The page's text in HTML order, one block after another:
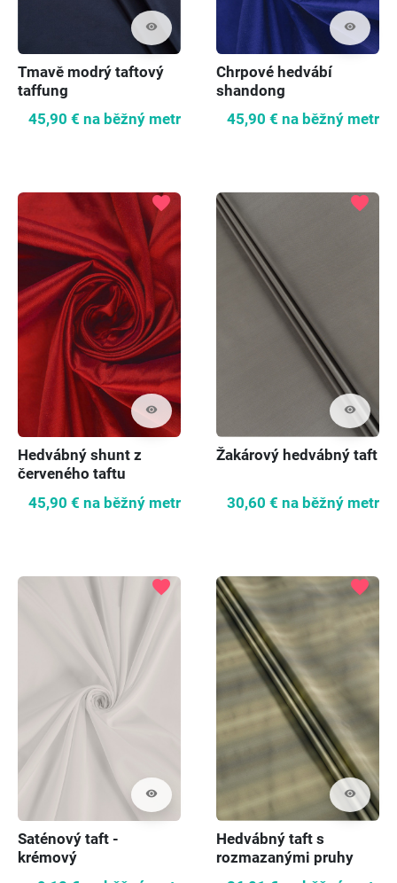
visibility
Tmavě modrý taftový
taffung
45,90 € na běžný metr
visibility
Chrpové hedvábí
shandong
45,90 € na běžný metr
visibility
favorite
Hedvábný shunt z
červeného taftu
45,90 € na běžný metr
visibility
favorite
Žakárový hedvábný taft
30,60 € na běžný metr
visibility
favorite
Saténový taft -
krémový
visibility
favorite
Hedvábný taft s
rozmazanými pruhy